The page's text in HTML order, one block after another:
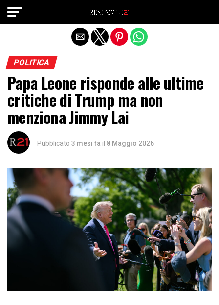
POLITICA
Papa Leone risponde alle ultime
critiche di Trump ma non
menziona Jimmy Lai
Pubblicato 3 mesi fa il 8 Maggio 2026
Exit mobile version